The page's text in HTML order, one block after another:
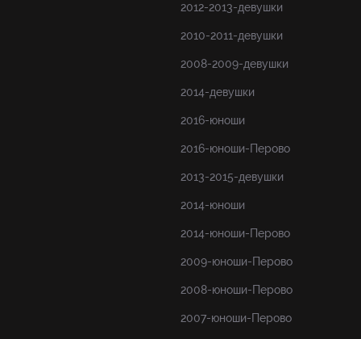
2012-2013-девушки
2010-2011-девушки
2008-2009-девушки
2014-девушки
2016-юноши
2016-юноши-Перово
2013-2015-девушки
2014-юноши
2014-юноши-Перово
2009-юноши-Перово
2008-юноши-Перово
2007-юноши-Перово